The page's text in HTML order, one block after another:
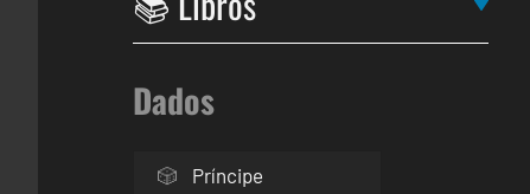
Dados
Príncipe